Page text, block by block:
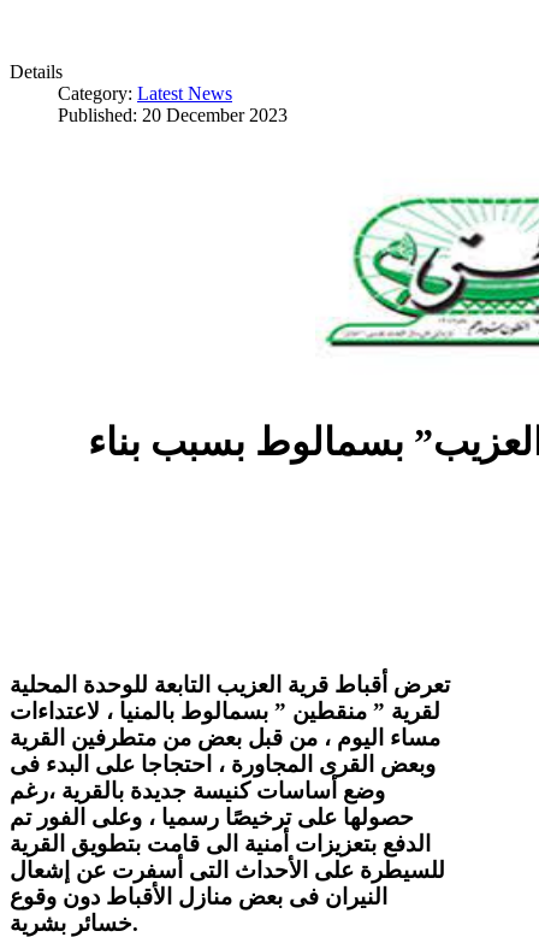
Details
Category: Latest News
Published: 20 December 2023
بسمالوط بسبب بناء
تعرض أقباط قرية العزيب التابعة للوحدة المحلية
لقرية ” منقطين ” بسمالوط بالمنيا ، لاعتداءات
مساء اليوم ، من قبل بعض من متطرفين القرية
وبعض القرى المجاورة ، احتجاجا على البدء فى
وضع أساسات كنيسة جديدة بالقرية ،رغم
حصولها على ترخيصًا رسميا ، وعلى الفور تم
الدفع بتعزيزات أمنية الى قامت بتطويق القرية
للسيطرة على الأحداث التى أسفرت عن إشعال
النيران فى بعض منازل الأقباط دون وقوع
خسائر بشرية.